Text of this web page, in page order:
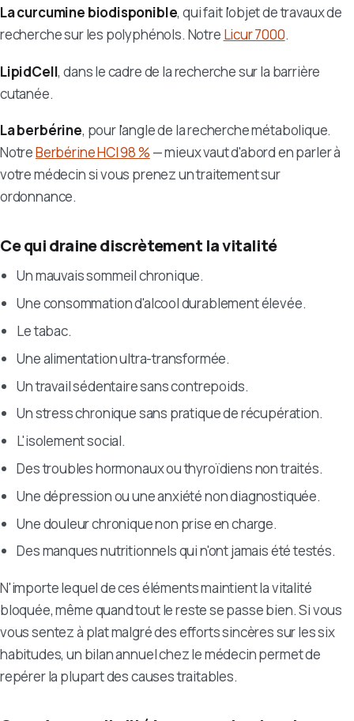
La curcumine biodisponible, qui fait l'objet de travaux de
recherche sur les polyphénols. Notre Licur 7000.
LipidCell, dans le cadre de la recherche sur la barrière
cutanée.
La berbérine, pour l'angle de la recherche métabolique.
NotreBerbérine HCl 98 % — mieux vaut d'abord en parler à
votre médecin si vous prenez un traitement sur
ordonnance.
Ce qui draine discrètement la vitalité
Un mauvais sommeil chronique.
Une consommation d'alcool durablement élevée.
Le tabac.
Une alimentation ultra-transformée.
Un travail sédentaire sans contrepoids.
Un stress chronique sans pratique de récupération.
L'isolement social.
Des troubles hormonaux ou thyroïdiens non traités.
Une dépression ou une anxiété non diagnostiquée.
Une douleur chronique non prise en charge.
Des manques nutritionnels qui n'ont jamais été testés.
N'importe lequel de ces éléments maintient la vitalité
bloquée, même quand tout le reste se passe bien. Si vous
vous sentez à plat malgré des efforts sincères sur les six
habitudes, un bilan annuel chez le médecin permet de
repérer la plupart des causes traitables.